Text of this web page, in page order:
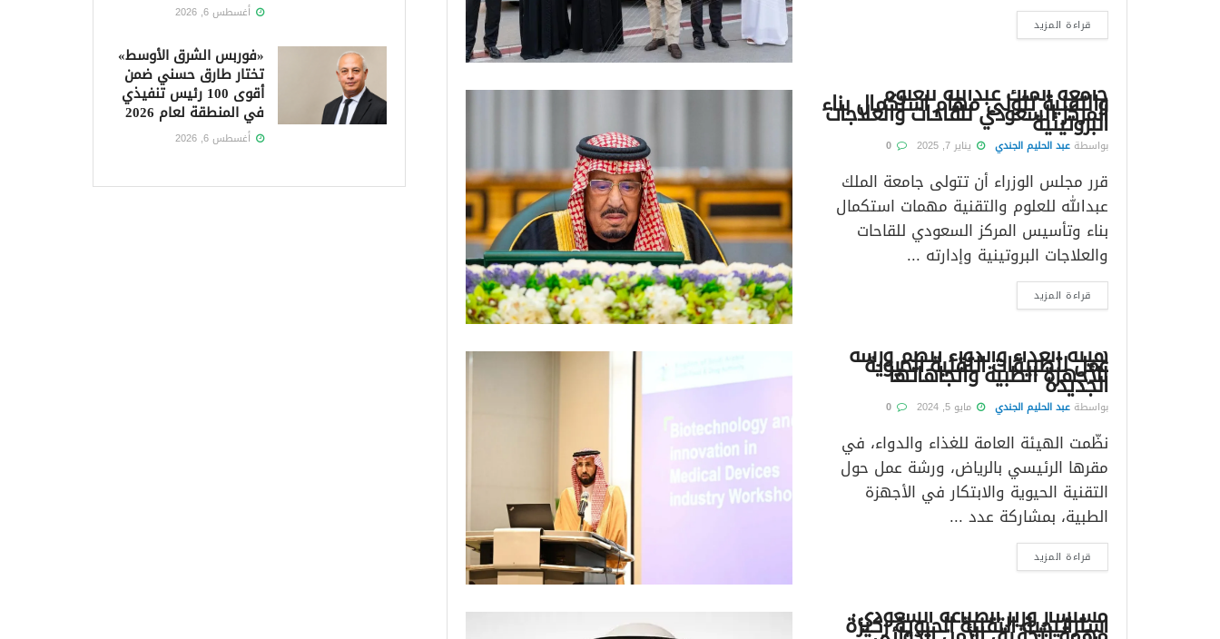
قراءة المزيد
جامعة الملك عبدالله للعلوم
والتقنية تتولى مهام استكمال بناء
المركز السعودي للقاحات والعلاجات
البروتينية
بواسطة عبد الحليم الجندي يناير 7, 2025
قرر مجلس الوزراء أن تتولى جامعة الملك
عبدالله للعلوم والتقنية مهمات استكمال
بناء وتأسيس المركز السعودي للقاحات
والعلاجات البروتينية وإدارته ...
قراءة المزيد
هيئة الغذاء والدواء تنظم ورشة
عمل لتطبيقات التقنية الحيوية
للأجهزة الطبية واتجاهاتها
الجديدة
بواسطة عبد الحليم الجندي مايو 5, 2024
نظّمت الهيئة العامة للغذاء والدواء، في
مقرها الرئيسي بالرياض، ورشة عمل حول
التقنية الحيوية والابتكار في الأجهزة
الطبية، بمشاركة عدد ...
قراءة المزيد
مستشار وزير الصناعة السعودي:
استراتيجية التقنية الحيوية ركيزة
أغسطس 6, 2026
«فوربس الشرق الأوسط»
تختار طارق حسني ضمن
أقوى 100 رئيس تنفيذي
في المنطقة لعام 2026
أغسطس 6, 2026